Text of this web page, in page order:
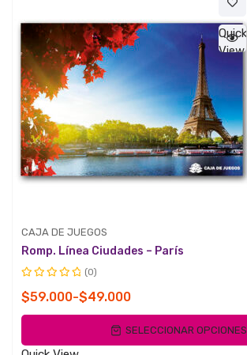
$59.000
Quick
View
CAJA DE JUEGOS
Romp. Línea Ciudades – París
con
0
5
(0)
$49.000
-
$59.000
Rango
de
SELECCIONAR OPCIONES